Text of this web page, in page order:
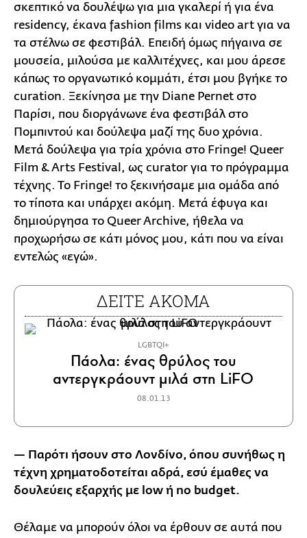
σκεπτικό να δουλέψω για μια γκαλερί ή για ένα
residency, έκανα fashion films και video art για να
τα στέλνω σε φεστιβάλ. Επειδή όμως πήγαινα σε
μουσεία, μιλούσα με καλλιτέχνες, και μου άρεσε
κάπως το οργανωτικό κομμάτι, έτσι μου βγήκε το
curation. Ξεκίνησα με την Diane Pernet στο
Παρίσι, που διοργάνωνε ένα φεστιβάλ στο
Πομπιντού και δούλεψα μαζί της δυο χρόνια.
Μετά δούλεψα για τρία χρόνια στο Fringe! Queer
Film & Arts Festival, ως curator για το πρόγραμμα
τέχνης. Το Fringe! το ξεκινήσαμε μια ομάδα από
το τίποτα και υπάρχει ακόμη. Μετά έφυγα και
δημιούργησα το Queer Archive, ήθελα να
προχωρήσω σε κάτι μόνος μου, κάτι που να είναι
εντελώς «εγώ».
ΔΕΙΤΕ ΑΚΟΜΑ
LGBTQI+
Πάολα: ένας θρύλος του
αντεργκράουντ μιλά στη LiFO
08.01.13
— Παρότι ήσουν στο Λονδίνο, όπου συνήθως η
τέχνη χρηματοδοτείται αδρά, εσύ έμαθες να
δουλεύεις εξαρχής με low ή no budget.
Θέλαμε να μπορούν όλοι να έρθουν σε αυτά που